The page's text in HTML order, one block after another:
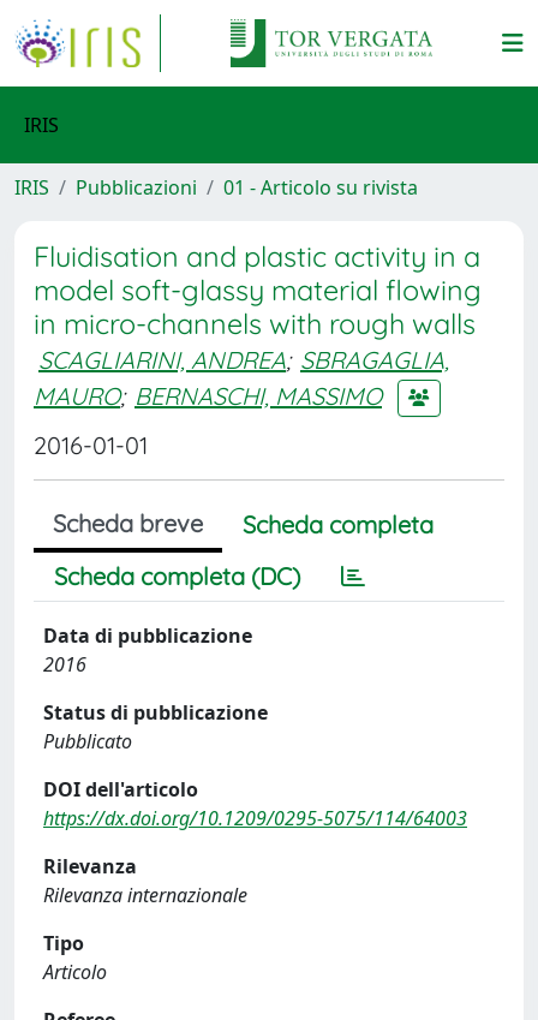
IRIS
IRIS Pubblicazioni 01 - Articolo su rivista
Fluidisation and plastic activity in a
model soft-glassy material flowing
in micro-channels with rough walls
SCAGLIARINI, ANDREA; SBRAGAGLIA,
MAURO; BERNASCHI, MASSIMO
2016-01-01
Scheda breve
Scheda completa
Scheda completa (DC)
Data di pubblicazione
2016
Status di pubblicazione
Pubblicato
DOI dell'articolo
https://dx.doi.org/10.1209/0295-5075/114/64003
Rilevanza
Rilevanza internazionale
Tipo
Articolo